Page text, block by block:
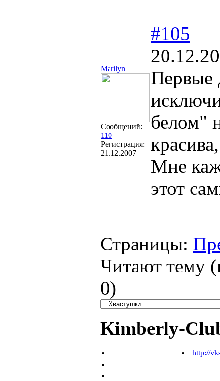
Marilyn
Сообщений:
110
Регистрация:
21.12.2007
#105
Первые
белом"
Мне
этот
Страницы:
Читают тему
0)
Kimberly-
http://